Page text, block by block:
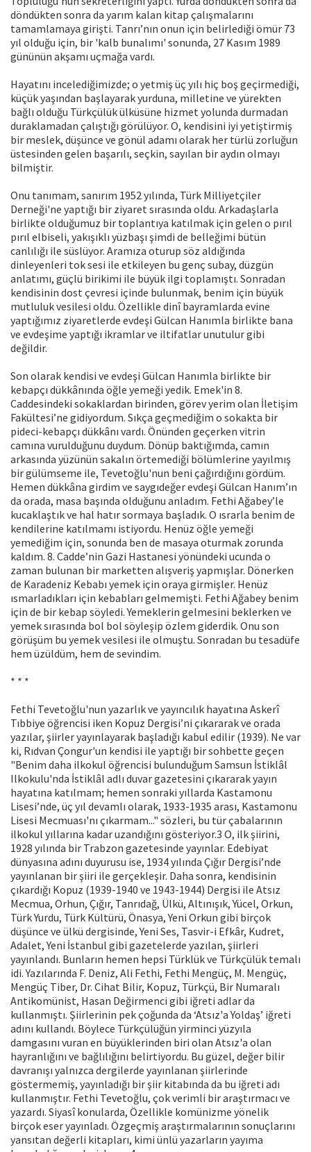
döndükten sonra da yarım kalan kitap çalışmalarını
tamamlamaya girişti. Tanrı’nın onun için belirlediği ömür 73
yıl olduğu için, bir 'kalb bunalımı' sonunda, 27 Kasım 1989
gününün ak­şamı uçmağa vardı.
Hayatını incelediğimizde; o yetmiş üç yılı hiç boş geçir­mediği,
küçük yaşından başlayarak yurduna, milletine ve yürekten
bağlı olduğu Türkçülük ülküsüne hizmet yolun­da durmadan
duraklamadan çalıştığı görülüyor. O, kendi­sini iyi yetiştirmiş
bir meslek, düşünce ve gönül adamı olarak her türlü zorluğun
üstesinden gelen başarılı, seç­kin, sayılan bir aydın olmayı
bilmiştir.
Onu tanımam, sanırım 1952 yılında, Türk Milliyetçi­ler
Derneği'ne yaptığı bir ziyaret sırasında oldu. Arkadaş­larla
birlikte olduğumuz bir toplantıya katılmak için ge­len o pırıl
pırıl elbiseli, yakışıklı yüzbaşı şimdi de belleği­mi bütün
canlılığı ile süslüyor. Aramıza oturup söz aldığında
dinleyenleri tok sesi ile etkileyen bu genç su­bay, düzgün
anlatımı, güçlü birikimi ile büyük ilgi top­lamıştı. Sonradan
kendisinin dost çevresi içinde bulun­mak, benim için büyük
mutluluk vesilesi oldu. Özellikle dinî bayramlarda evine
yaptığımız ziyaretlerde evdeşi Gülcan Hanımla birlikte bana
ve evdeşime yaptığı ikram­lar ve iltifatlar unutulur gibi
değildir.
Son olarak kendisi ve evdeşi Gülcan Hanımla birlikte bir
kebapçı dükkânında öğle yemeği yedik. Emek'in 8.
Caddesindeki sokaklardan birinden, görev yerim olan İle­tişim
Fakültesi’ne gidiyordum. Sıkça geçmediğim o sokakta bir
pideci-kebapçı dükkânı vardı. Önünden geçer­ken vitrin
camına vurulduğunu duydum. Dönüp baktığımda, camın
arkasında yüzünün sakalın örtemediği bö­lümlerine yayılmış
bir gülümseme ile, Tevetoğlu'nun be­ni çağırdığını gördüm.
Hemen dükkâna girdim ve saygıdeğer evdeşi Gülcan Hanım’ın
da orada, masa başında olduğunu anladım. Fethi Ağabey’le
kucaklaştık ve hal hatır sormaya başladık. O ısrarla benim de
kendileri­ne katılmamı istiyordu. Henüz öğle yemeği
yemediğim için, sonunda ben de masaya oturmak zorunda
kaldım. 8. Cadde’nin Gazi Hastanesi yönündeki ucunda o
zaman bu­lunan bir marketten alışveriş yapmışlar. Dönerken
de Karadeniz Kebabı yemek için oraya girmişler. Henüz
ısmar­ladıkları için kebabları gelmemişti. Fethi Ağabey benim
için de bir kebap söyledi. Yemeklerin gelmesini beklerken ve
yemek sırasında bol bol söyleşip özlem giderdik. Onu son
görüşüm bu yemek vesilesi ile olmuştu. Sonradan bu tesadüfe
hem üzüldüm, hem de sevindim.
* * *
Fethi Tevetoğlu'nun yazarlık ve yayıncılık hayatına Askerî
Tıbbiye öğrencisi iken Kopuz Dergisi’ni çıkararak ve orada
yazılar, şiirler yayınlayarak başladığı kabul edilir (1939). Ne var
ki, Rıdvan Çongur'un kendisi ile yaptığı bir sohbette geçen
"Benim daha ilkokul öğrencisi bulundu­ğum Samsun İstiklâl
Ilkokulu'nda İstiklâl adlı duvar gazetesini çıkararak yayın
hayatına katılmam; hemen sonraki yıllarda Kastamonu
Lisesi’nde, üç yıl devamlı olarak, 1933-1935 arası, Kastamonu
Lisesi Mecmuası'nı çıkarmam..." sözleri, bu tür çabalarının
ilkokul yıllarına kadar uzandığını gösteriyor.3 O, ilk şiirini,
1928 yılında bir Trabzon gazetesinde yayın­lar. Edebiyat
dünyasına adını duyurusu ise, 1934 yılında Çığır Dergisi’nde
yayınlanan bir şiiri ile gerçekleşir. Daha sonra, kendisinin
çıkardığı Kopuz (1939-1940 ve 1943-1944) Dergisi ile Atsız
Mecmua, Orhun, Çığır, Tanrıdağ, Ülkü, Altınışık, Yücel, Orkun,
Türk Yurdu, Türk Kültürü, Önasya, Yeni Orkun gibi birçok
düşünce ve ülkü dergisinde, Ye­ni Ses, Tasvir-i Efkâr, Kudret,
Adalet, Yeni İstanbul gibi gazete­lerde yazılan, şiirleri
yayınlandı. Bunların hemen hepsi Türklük ve Türkçülük temalı
idi. Yazılarında F. Deniz, Ali Fethi, Fethi Mengüç, M. Mengüç,
Mengüç Tiber, Dr. Cihat Bilir, Kopuz, Türkçü, Bir Numaralı
Antikomünist, Hasan Değirmenci gibi iğreti adlar da
kullanmıştı. Şiirle­rinin pek çoğunda da ‘Atsız'a Yoldaş’ iğreti
adını kullandı. Böylece Türkçülüğün yirminci yüzyıla
damgasını vuran en büyüklerinden biri olan Atsız'a olan
hayranlığını ve bağlılığını belirtiyordu. Bu güzel, değer bilir
davranışı yal­nızca dergilerde yayınlanan şiirlerinde
göstermemiş, ya­yınladığı bir şiir kitabında da bu iğreti adı
kullanmıştır. Fethi Tevetoğlu, çok verimli bir araştırmacı ve
yazardı. Siyasî konularda, Özellikle komünizme yönelik
birçok eser yayınladı. Özgeçmiş araştırmalarının sonuçlarını
yansıtan değerli kitapları, kimi ünlü yazarların yayıma